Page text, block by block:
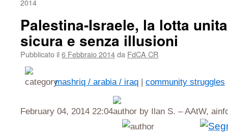
2014
Palestina-Israele, la lotta
sicura e senza illusioni
Pubblicato il 6 Febbraio 2014da FdCA CR
mashriq / arabia / iraq | community struggles
February 04, 2014 22:04 by Ilan S. – AAtW,